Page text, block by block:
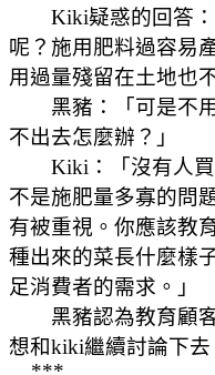
Kiki疑惑的回答
呢？施用肥料過容易
用過量殘留在土地也
黑豬：「可是不用
不出去怎麼辦？」
Kiki：「沒有人
不是施肥量多寡的問
有被重視。你應該教
種出來的菜長什麼樣
足消費者的需求。」
黑豬認為教育顧客
想和kiki繼續討論下去